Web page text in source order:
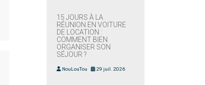
15 JOURS À LA
RÉUNION EN VOITURE
DE LOCATION :
COMMENT BIEN
ORGANISER SON
SÉJOUR ?
NouLouTou 29 juil. 2026